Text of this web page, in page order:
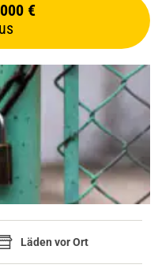
€
Läden vor Ort